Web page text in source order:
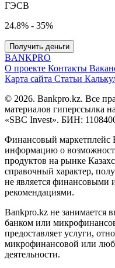
ГЭСВ
24.8% - 35%
Получить деньги
BANKPRO
О проекте Контакты
Карта сайта Статьи
© 2026. Bankpro.kz. Все
материалов гиперссылка
«SBC Invest». БИН:
Финансовый маркетплейс
информацию о
продуктов на рынке
справочный характер,
не является финансовыми
рекомендациями.
Bankpro.kz не занимается
банком или
предоставляет услуги,
микрофинансовой или
деятельности.